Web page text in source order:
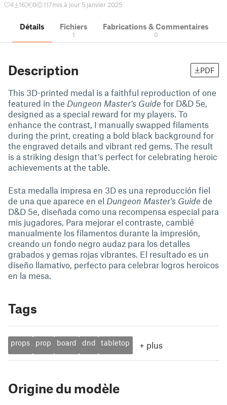
4 16 0 117mis à jour 5 janvier 2025
Détails Fichiers
1
Fabrications & Commentaires
0
Description PDF
This 3D-printed medal is a faithful reproduction of one
featured in the Dungeon Master's Guide for D&D 5e,
designed as a special reward for my players. To
enhance the contrast, I manually swapped filaments
during the print, creating a bold black background for
the engraved details and vibrant red gems. The result
is a striking design that’s perfect for celebrating heroic
achievements at the table.
Esta medalla impresa en 3D es una reproducción fiel
de una que aparece en el Dungeon Master's Guide de
D&D 5e, diseñada como una recompensa especial para
mis jugadores. Para mejorar el contraste, cambié
manualmente los filamentos durante la impresión,
creando un fondo negro audaz para los detalles
grabados y gemas rojas vibrantes. El resultado es un
diseño llamativo, perfecto para celebrar logros heroicos
en la mesa.
Tags
props prop board dnd tabletop + plus
Origine du modèle